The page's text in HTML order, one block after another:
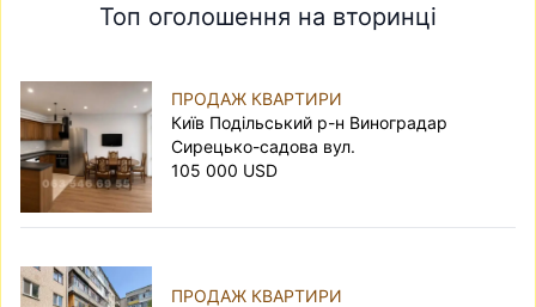
Топ оголошення на вторинці
ПРОДАЖ КВАРТИРИ
Київ Подільський р-н Виноградар
Сирецько-садова вул.
105 000 USD
ПРОДАЖ КВАРТИРИ